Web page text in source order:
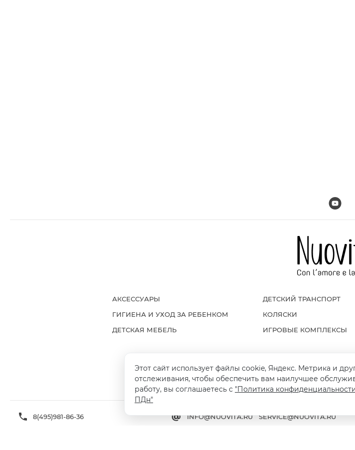
АКСЕССУАРЫ
ГИГИЕНА И УХОД ЗА РЕБЕНКОМ
ДЕТСКАЯ МЕБЕЛЬ
ДЕТСКИЙ ТРАНСПОРТ
КОЛЯСКИ
ИГРОВЫЕ КОМПЛЕКСЫ
ГАРАНТИЯ И ВОЗВРАТ ПОЛИТИКА
8(495)981-86-36 INFO@NUOVITA.RU SERVICE@NUOVITA.RU
Этот сайт использует файлы cookie, Яндекс. Метрика и
отслеживания, чтобы обеспечить вам наилучшее
работу, вы соглашаетесь с "Политика
ПДн"